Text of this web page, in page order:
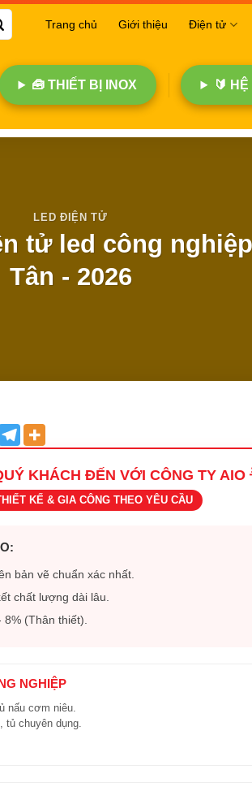
Trang chủ Giới thiệu Điện tử
🧰 THIẾT BỊ INOX 🔰
LED ĐIỆN TỬ
tử led công
Tân - 2026
KHÁCH ĐẾN VỚI CÔNG TY AIO
KẾ & GIA CÔNG THEO YÊU CẦU
bản vẽ chuẩn xác nhất.
chất lượng dài lâu.
(Thân thiết).
NGHIỆP
nấu cơm niêu.
tủ chuyên dụng.